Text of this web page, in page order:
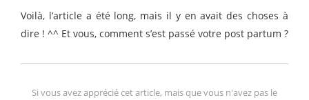
Voilà, l’article a été long, mais il y en avait des choses à
dire ! ^^ Et vous, comment s’est passé votre post partum ?
Si vous avez apprécié cet article, mais que vous n'avez pas le